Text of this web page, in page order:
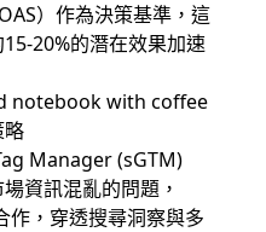
）作為決策基準，這
20%的潛在效果加速
略
Manager (sGTM)
資訊混亂的問題，
，穿透搜尋洞察與多